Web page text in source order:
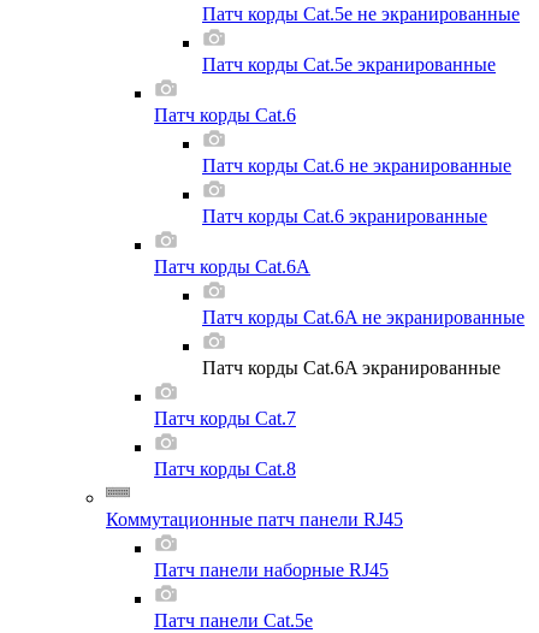
Патч корды Cat.5e не экранированные
Патч корды Cat.5e экранированные
Патч корды Cat.6
Патч корды Cat.6 не экранированные
Патч корды Cat.6 экранированные
Патч корды Cat.6A
Патч корды Cat.6A не экранированные
Патч корды Cat.6A экранированные
Патч корды Cat.7
Патч корды Cat.8
Коммутационные патч панели RJ45
Патч панели наборные RJ45
Патч панели Cat.5e